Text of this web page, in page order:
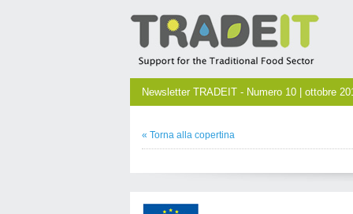
Newsletter TRADEIT - Numero 10 | ottobre
« Torna alla copertina